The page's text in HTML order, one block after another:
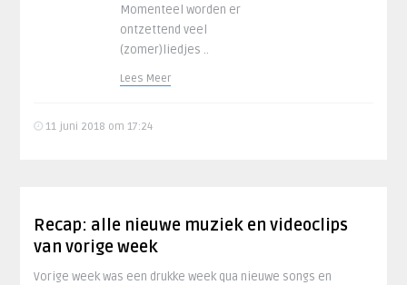
Momenteel worden er
ontzettend veel
(zomer)liedjes ..
Lees Meer
11 juni 2018 om 17:24
Recap: alle nieuwe muziek en videoclips
van vorige week
Vorige week was een drukke week qua nieuwe songs en